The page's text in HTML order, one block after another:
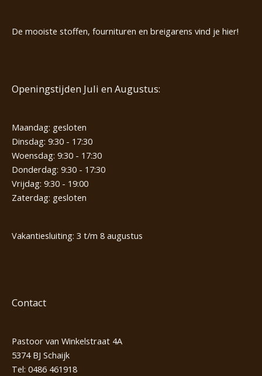
De mooiste stoffen, fournituren en breigarens vind je hier!
Openingstijden Juli en Augustus:
Maandag: gesloten
Dinsdag: 9:30 - 17:30
Woensdag: 9:30 - 17:30
Donderdag: 9:30 - 17:30
Vrijdag: 9:30 - 19:00
Zaterdag: gesloten
Vakantiesluiting: 3 t/m 8 augustus
Contact
Pastoor van Winkelstraat 4A
5374 BJ Schaijk
Tel: 0486 461918